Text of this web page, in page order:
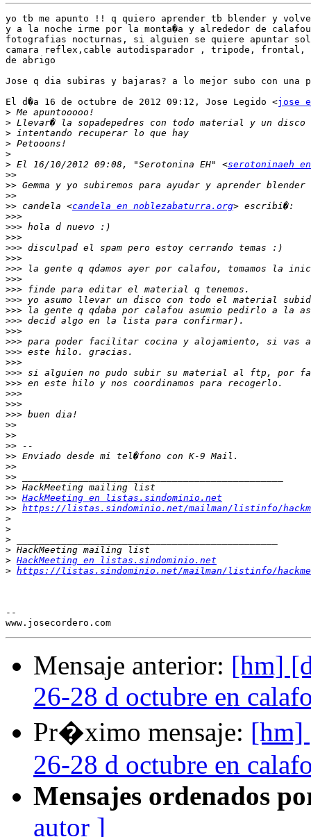
yo tb me apunto !! q quiero aprender tb blender y
y a la noche irme por la monta�a y alrededor de
fotografias nocturnas, si alguien se quiere apuntar
camara reflex,cable autodisparador , tripode, frontal,
de abrigo
Jose q dia subiras y bajaras? a lo mejor subo con una
El d�a 16 de octubre de 2012 09:12, Jose Legido <jose
>
>
>
>
>
> El 16/10/2012 09:08, "Serotonina EH" <serotoninaeh
>>
>>
>>
>> candela <candela en noblezabaturra.org
>>>
>>>
>>>
>>>
>>>
>>>
>>>
>>>
>>>
>>>
>>>
>>>
>>>
>>>
>>>
>>>
>>>
>>>
>>>
>>>
>>
>>
>>
>>
>>
>>
>>
>> HackMeeting en listas.sindominio.net
>> https://listas.sindominio.net/mailman/listinfo/
>
>
>
>
> HackMeeting en listas.sindominio.net
> https://listas.sindominio.net/mailman/listinfo/
--
Mensaje anterior: [hm]
26-28 d octubre en
Pr�ximo mensaje: [hm]
26-28 d octubre en
Mensajes ordenados
autor ]